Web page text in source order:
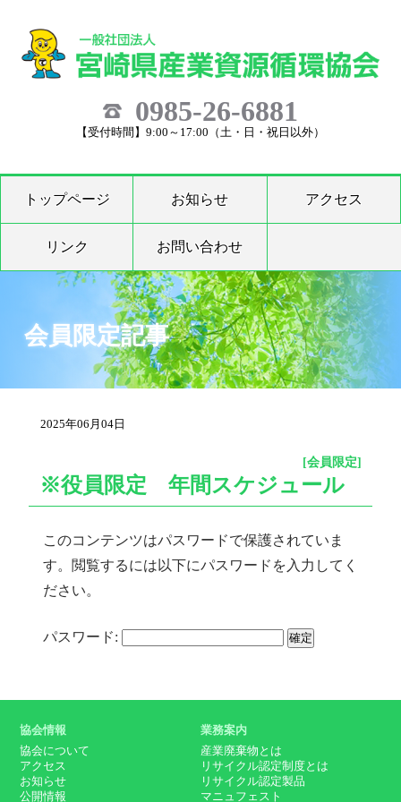
0985-26-6881
【受付時間】9:00～17:00（土・日・祝日以外）
トップページ お知らせ アクセス
リンク お問い合わせ
会員限定記事
2025年06月04日
[会員限定]
※役員限定 年間スケジュール
このコンテンツはパスワードで保護されていま
す。閲覧するには以下にパスワードを入力してく
ださい。
パスワード:
協会情報
協会について
アクセス
お知らせ
公開情報
業務案内
産業廃棄物とは
リサイクル認定制度とは
リサイクル認定製品
マニュフェスト